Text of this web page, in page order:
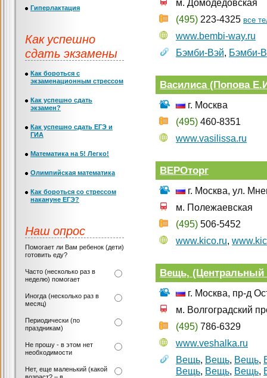
м. Домодедовская
(495) 223-4325 все
www.bembi-way.ru
Бэмби-Вэй, Бэмби-
Василиса (Попова
г. Москва
(495) 460-8351
www.vasilissa.ru
ВЕРОторг
г. Москва, ул.
м. Полежаевская
(495) 506-5452
www.kico.ru,
Вещь,
г. Москва, пр-д
м. Волгоградский
(495) 786-6329
www.veshalka.ru
Вещь, Вещь, Вещь,
Вещь, Вещь, Вещь,
Гиперлактация
Как успешно
сдать экзамены
Как бороться с
экзаменационным стрессом
Как успешно сдать
экзамен?
Как успешно сдать ЕГЭ и
ГИА
Математика на 5! Легко!
Олимпийская математика
Как бороться со стрессом
накануне ЕГЭ?
Наш опрос
Помогает ли Вам ребенок (дети)
готовить еду?
Часто (несколько раз в
неделю) помогает
Иногда (несколько раз в
месяц)
Периодически (по
праздникам)
Не прошу - в этом нет
необходимости
Нет, еще маленький (какой